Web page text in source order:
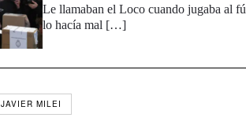
Le llamaban el Loco cuando jugaba al
lo hacía mal […]
JAVIER MILEI